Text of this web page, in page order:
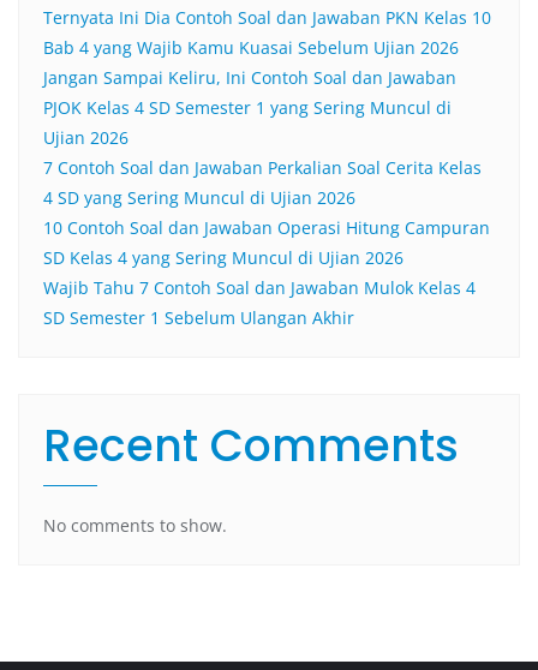
Ternyata Ini Dia Contoh Soal dan Jawaban PKN Kelas 10
Bab 4 yang Wajib Kamu Kuasai Sebelum Ujian 2026
Jangan Sampai Keliru, Ini Contoh Soal dan Jawaban
PJOK Kelas 4 SD Semester 1 yang Sering Muncul di
Ujian 2026
7 Contoh Soal dan Jawaban Perkalian Soal Cerita Kelas
4 SD yang Sering Muncul di Ujian 2026
10 Contoh Soal dan Jawaban Operasi Hitung Campuran
SD Kelas 4 yang Sering Muncul di Ujian 2026
Wajib Tahu 7 Contoh Soal dan Jawaban Mulok Kelas 4
SD Semester 1 Sebelum Ulangan Akhir
Recent Comments
No comments to show.